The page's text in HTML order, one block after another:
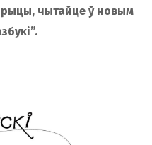
чытайце ў новым